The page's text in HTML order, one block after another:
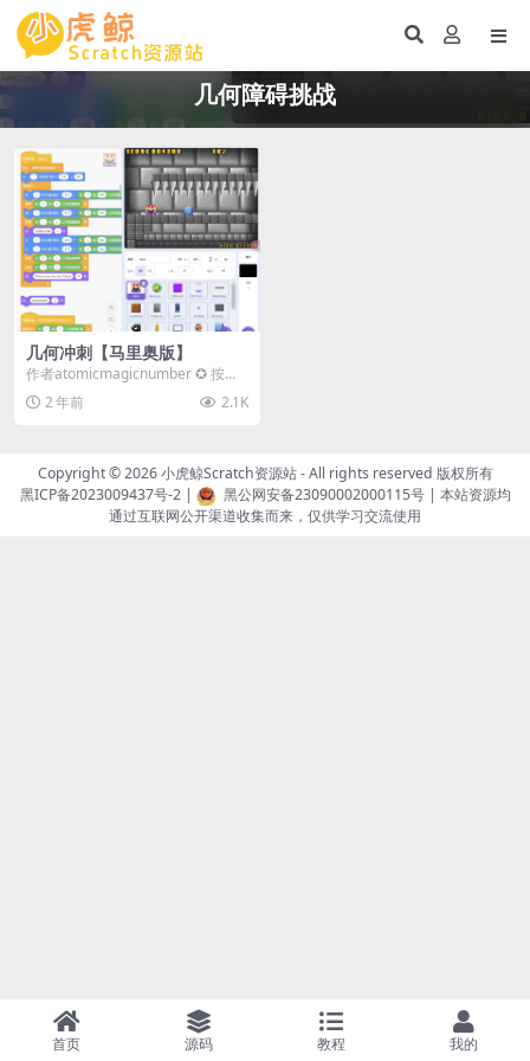
几何障碍挑战
几何冲刺【马里奥版】
作者atomicmagicnumber ✪ 按任
意按钮（或触摸屏）跳转。 ✪ 躲...
2 年前 2.1K
Copyright © 2026小虎鲸Scratch资源站- All rights reserved 版权所有
黑ICP备2023009437号-2| 黑公网安备23090002000115号| 本站资源均
通过互联网公开渠道收集而来，仅供学习交流使用
首页 源码 教程 我的